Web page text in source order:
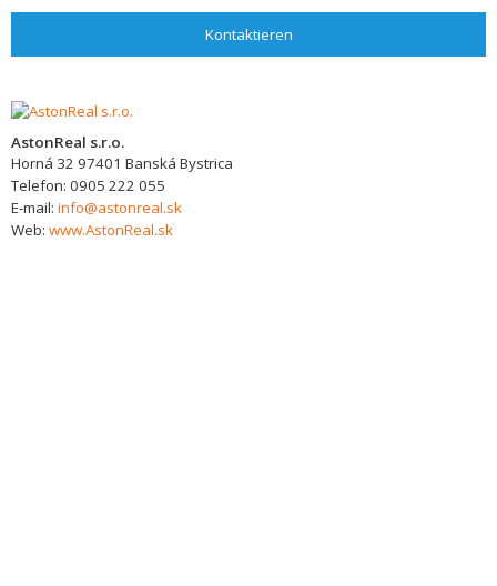
Kontaktieren
AstonReal s.r.o.
Horná 32 97401 Banská Bystrica
Telefon: 0905 222 055
E-mail: info@astonreal.sk
Web: www.AstonReal.sk